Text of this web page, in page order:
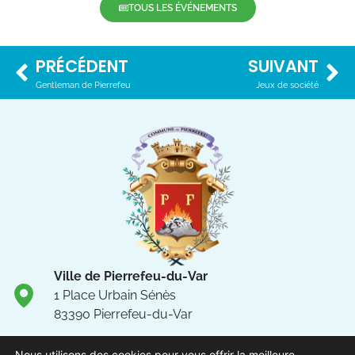
TOUS LES ÉVÉNEMENTS
PRÉCÉDENT
Gentleman de Pierrefeu
SUIVANT
Jeux de société
Ville de Pierrefeu-du-Var
1 Place Urbain Sénès
83390 Pierrefeu-du-Var
04.94.13.53.13